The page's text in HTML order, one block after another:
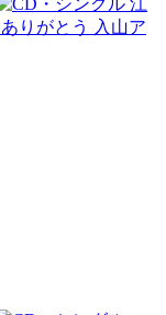
江
りがとう
入山ア